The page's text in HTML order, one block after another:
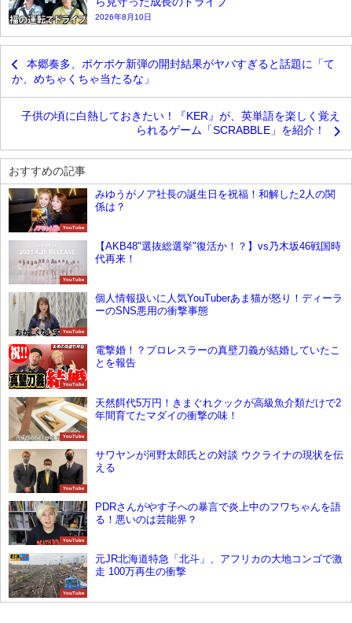
2026年8月10日
本郷奏多、ポケポケ新弾の開封結果がヤバすぎると話題に「て
か、めちゃくちゃ当たるな」
子供の頃に白熱しておきたい！『KER』が、英単語を楽しく覚え
られるゲーム「SCRABBLE」を紹介！
おすすめの記事
YouTube
みゆうがノア社長の誕生日を祝福！和解した2人の関
係は？
YouTube
【AKB48"選抜総選挙"復活か！？】vs乃木坂46戦国時
代再来！
YouTube
個人情報扱いに人気YouTuberあま猫が怒り！ディーラ
ーのSNS悪用の衝撃事態
YouTube
電撃婚！？プロレスラーの真壁刀義が結婚していたこ
とを報告
YouTube
天然餌代5万円！きまぐれクックが高級魚介類だけで2
年間育てたマダイの衝撃の味！
YouTube
サワヤンが河野太郎氏との対談 ウクライナの現状を伝
える
YouTube
PDRさんがやす子への暴言で炎上中のフワちゃんを語
る！悪いのは芸能界？
YouTube
元JR北海道特急「北斗」、アフリカの大地コンゴで激
走 100万再生の衝撃